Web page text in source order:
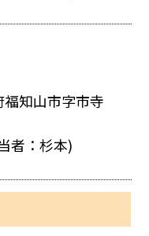
知山市字市寺
者：杉本)